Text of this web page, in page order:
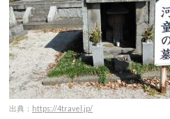
出典： https://4travel.jp/